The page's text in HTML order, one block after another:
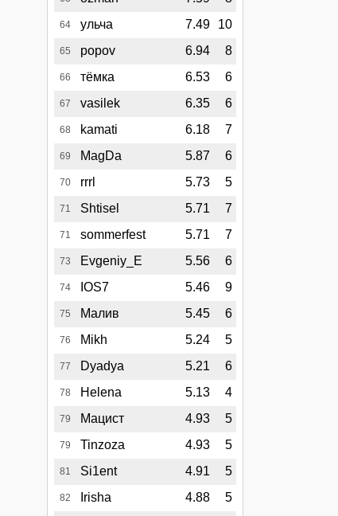
64 ульча 7.49 10
65 popov 6.94 8
66 тёмка 6.53 6
67 vasilek 6.35 6
68 kamati 6.18 7
69 MagDa 5.87 6
70 rrrl 5.73 5
71 Shtisel 5.71 7
71 sommerfest 5.71 7
73 Evgeniy_E 5.56 6
74 IOS7 5.46 9
75 Малив 5.45 6
76 Mikh 5.24 5
77 Dyadya 5.21 6
78 Helena 5.13 4
79 Мацист 4.93 5
79 Tinzoza 4.93 5
81 Si1ent 4.91 5
82 Irisha 4.88 5